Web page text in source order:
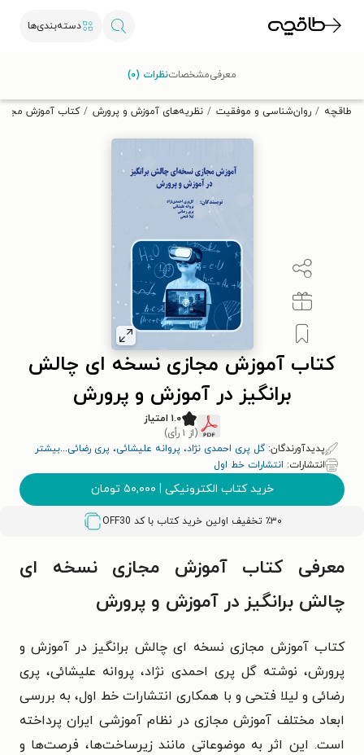
دسته‌بندی‌ها
تخفیف از طاقچه دریافت کن.
طاقچه روان‌شناسی و موفقیت نظریه‌های آموزش و پرورش کتاب آموزش
کتاب آموزش مجازی نسخه ای چالش
برانگیز در آموزش و پرورش
۱.۰ امتیاز
(از ۱ رأی)
پدیدآورندگان:گل پری احمدی نژاد، پروانه علیشائی، پری رضائی...بیشتر
انتشارات: انتشارات خط اول
خرید کتاب الکترونیکی | ۵۰,۰۰۰ تومان
٪۳۰ تخفیف اولین خرید کتاب با کد OFF30
معرفیمشخصاتنظرات (۰)
معرفی کتاب آموزش مجازی نسخه ای
چالش برانگیز در آموزش و پرورش
کتاب آموزش مجازی نسخه‌ ای چالش‌ برانگیز در آموزش و
پرورش، نوشته‌ گل‌ پری احمدی‌ نژاد، پروانه علیشائی، پری
رضائی و لیلا فتحی و با همکاری انتشارات خط اول، به بررسی
ابعاد مختلف آموزش مجازی در نظام آموزشی ایران پرداخته
است. این اثر به موضوعاتی مانند زیرساخت‌ها، فرصت‌ها و